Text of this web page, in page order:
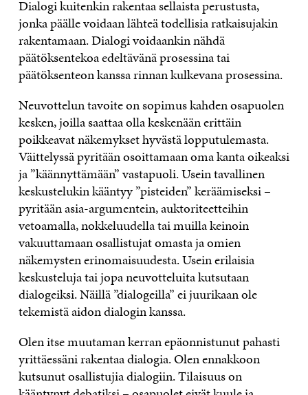
Dialogi kuitenkin rakentaa sellaista perustusta,
jonka päälle voidaan lähteä todellisia ratkaisujakin
rakentamaan. Dialogi voidaankin nähdä
päätöksentekoa edeltävänä prosessina tai
päätöksenteon kanssa rinnan kulkevana prosessina.
Neuvottelun tavoite on sopimus kahden osapuolen
kesken, joilla saattaa olla keskenään erittäin
poikkeavat näkemykset hyvästä lopputulemasta.
Väittelyssä pyritään osoittamaan oma kanta oikeaksi
ja ”käännyttämään” vastapuoli. Usein tavallinen
keskustelukin kääntyy ”pisteiden” keräämiseksi –
pyritään asia-argumentein, auktoriteetteihin
vetoamalla, nokkeluudella tai muilla keinoin
vakuuttamaan osallistujat omasta ja omien
näkemysten erinomaisuudesta. Usein erilaisia
keskusteluja tai jopa neuvotteluita kutsutaan
dialogeiksi. Näillä ”dialogeilla” ei juurikaan ole
tekemistä aidon dialogin kanssa.
Olen itse muutaman kerran epäonnistunut pahasti
yrittäessäni rakentaa dialogia. Olen ennakkoon
kutsunut osallistujia dialogiin. Tilaisuus on